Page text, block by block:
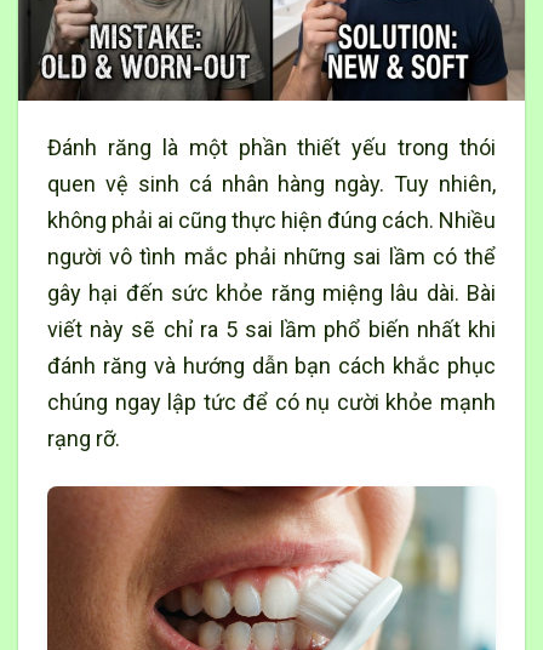
Đánh răng là một phần thiết yếu trong thói
quen vệ sinh cá nhân hàng ngày. Tuy nhiên,
không phải ai cũng thực hiện đúng cách. Nhiều
người vô tình mắc phải những sai lầm có thể
gây hại đến sức khỏe răng miệng lâu dài. Bài
viết này sẽ chỉ ra 5 sai lầm phổ biến nhất khi
đánh răng và hướng dẫn bạn cách khắc phục
chúng ngay lập tức để có nụ cười khỏe mạnh
rạng rỡ.